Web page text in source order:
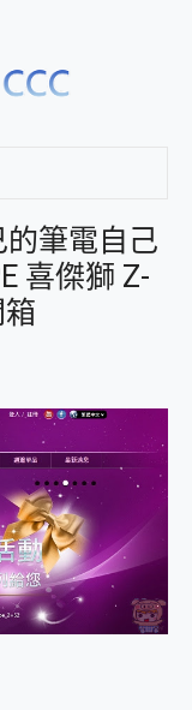
筆電自己
喜傑獅 Z-